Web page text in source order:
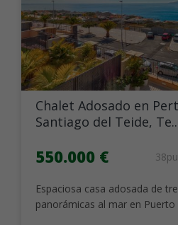
Chalet Adosado en
Santiago del Teide,
550.000 €
Espaciosa casa adosada de
panorámicas al mar en Puerto